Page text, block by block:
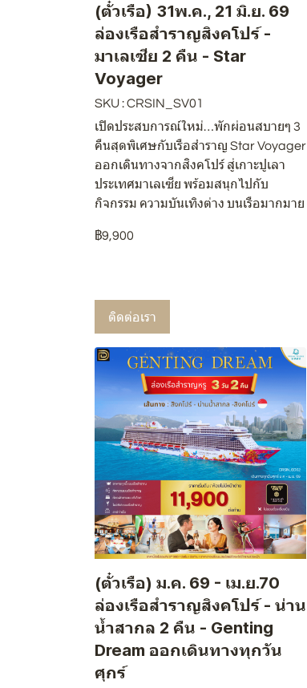
(ตั๋วเรือ) 31พ.ค., 21 มิ.ย. 69
ล่องเรือสำราญสิงคโปร์ -
มาเลเซีย 2 คืน - Star
Voyager
SKU : CRSIN_SV01
เปิดประสบการณ์ใหม่…พักผ่อนสบายๆ 3
คืนสุดพิเศษกับเรือสำราญ Star Voyager
ออกเดินทางจากสิงคโปร์ สู่เกาะปูเลา
ประเทศมาเลเซีย พร้อมสนุกไปกับ
กิจกรรม ความบันเทิงต่าง บนเรือมากมาย
฿9,900
ติดต่อเรา
(ตั๋วเรือ) ม.ค. 69 - เม.ย.70
ล่องเรือสำราญสิงคโปร์ - น่าน
น้ำสากล 2 คืน - Genting
Dream ออกเดินทางทุกวัน
ศุกร์